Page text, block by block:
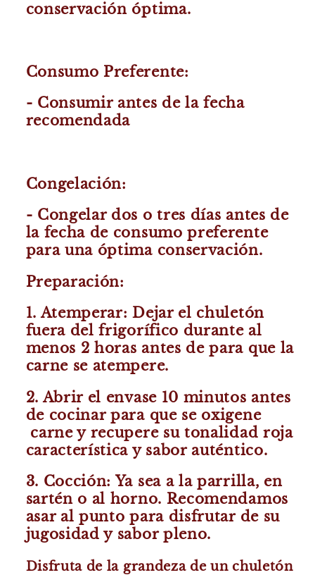
conservación óptima.
Consumo Preferente:
- Consumir antes de la fecha
recomendada
Congelación:
- Congelar dos o tres días antes de
la fecha de consumo preferente
para una óptima conservación.
Preparación:
1. Atemperar: Dejar el chuletón
fuera del frigorífico durante al
menos 2 horas antes de para que la
carne se atempere.
2. Abrir el envase 10 minutos antes
de cocinar para que se oxigene
carne y recupere su tonalidad roja
característica y sabor auténtico.
3. Cocción: Ya sea a la parrilla, en
sartén o al horno. Recomendamos
asar al punto para disfrutar de su
jugosidad y sabor pleno.
Disfruta de la grandeza de un chuletón